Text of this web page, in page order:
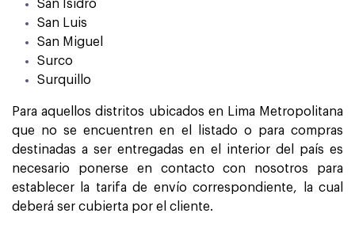
San Isidro
San Luis
San Miguel
Surco
Surquillo
Para aquellos distritos ubicados en Lima Metropolitana
que no se encuentren en el listado o para compras
destinadas a ser entregadas en el interior del país es
necesario ponerse en contacto con nosotros para
establecer la tarifa de envío correspondiente, la cual
deberá ser cubierta por el cliente.